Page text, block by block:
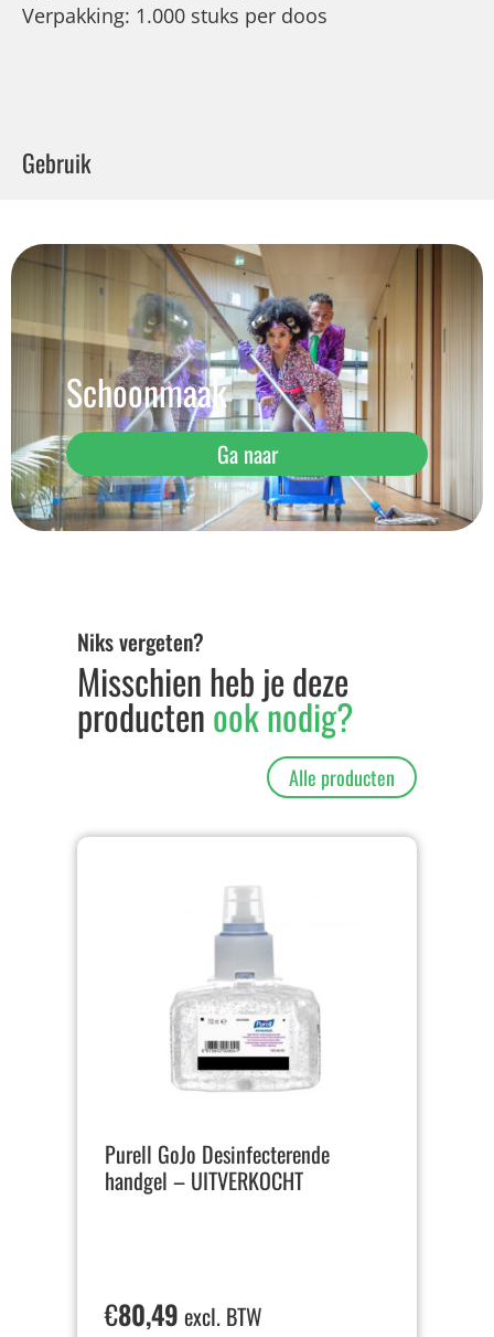
Verpakking: 1.000 stuks per doos
Gebruik
Schoonmaak
Ga naar
Niks vergeten?
Misschien heb je deze
productenook nodig?
Alle producten
Purell GoJo Desinfecterende
handgel – UITVERKOCHT
€80,49 excl. BTW